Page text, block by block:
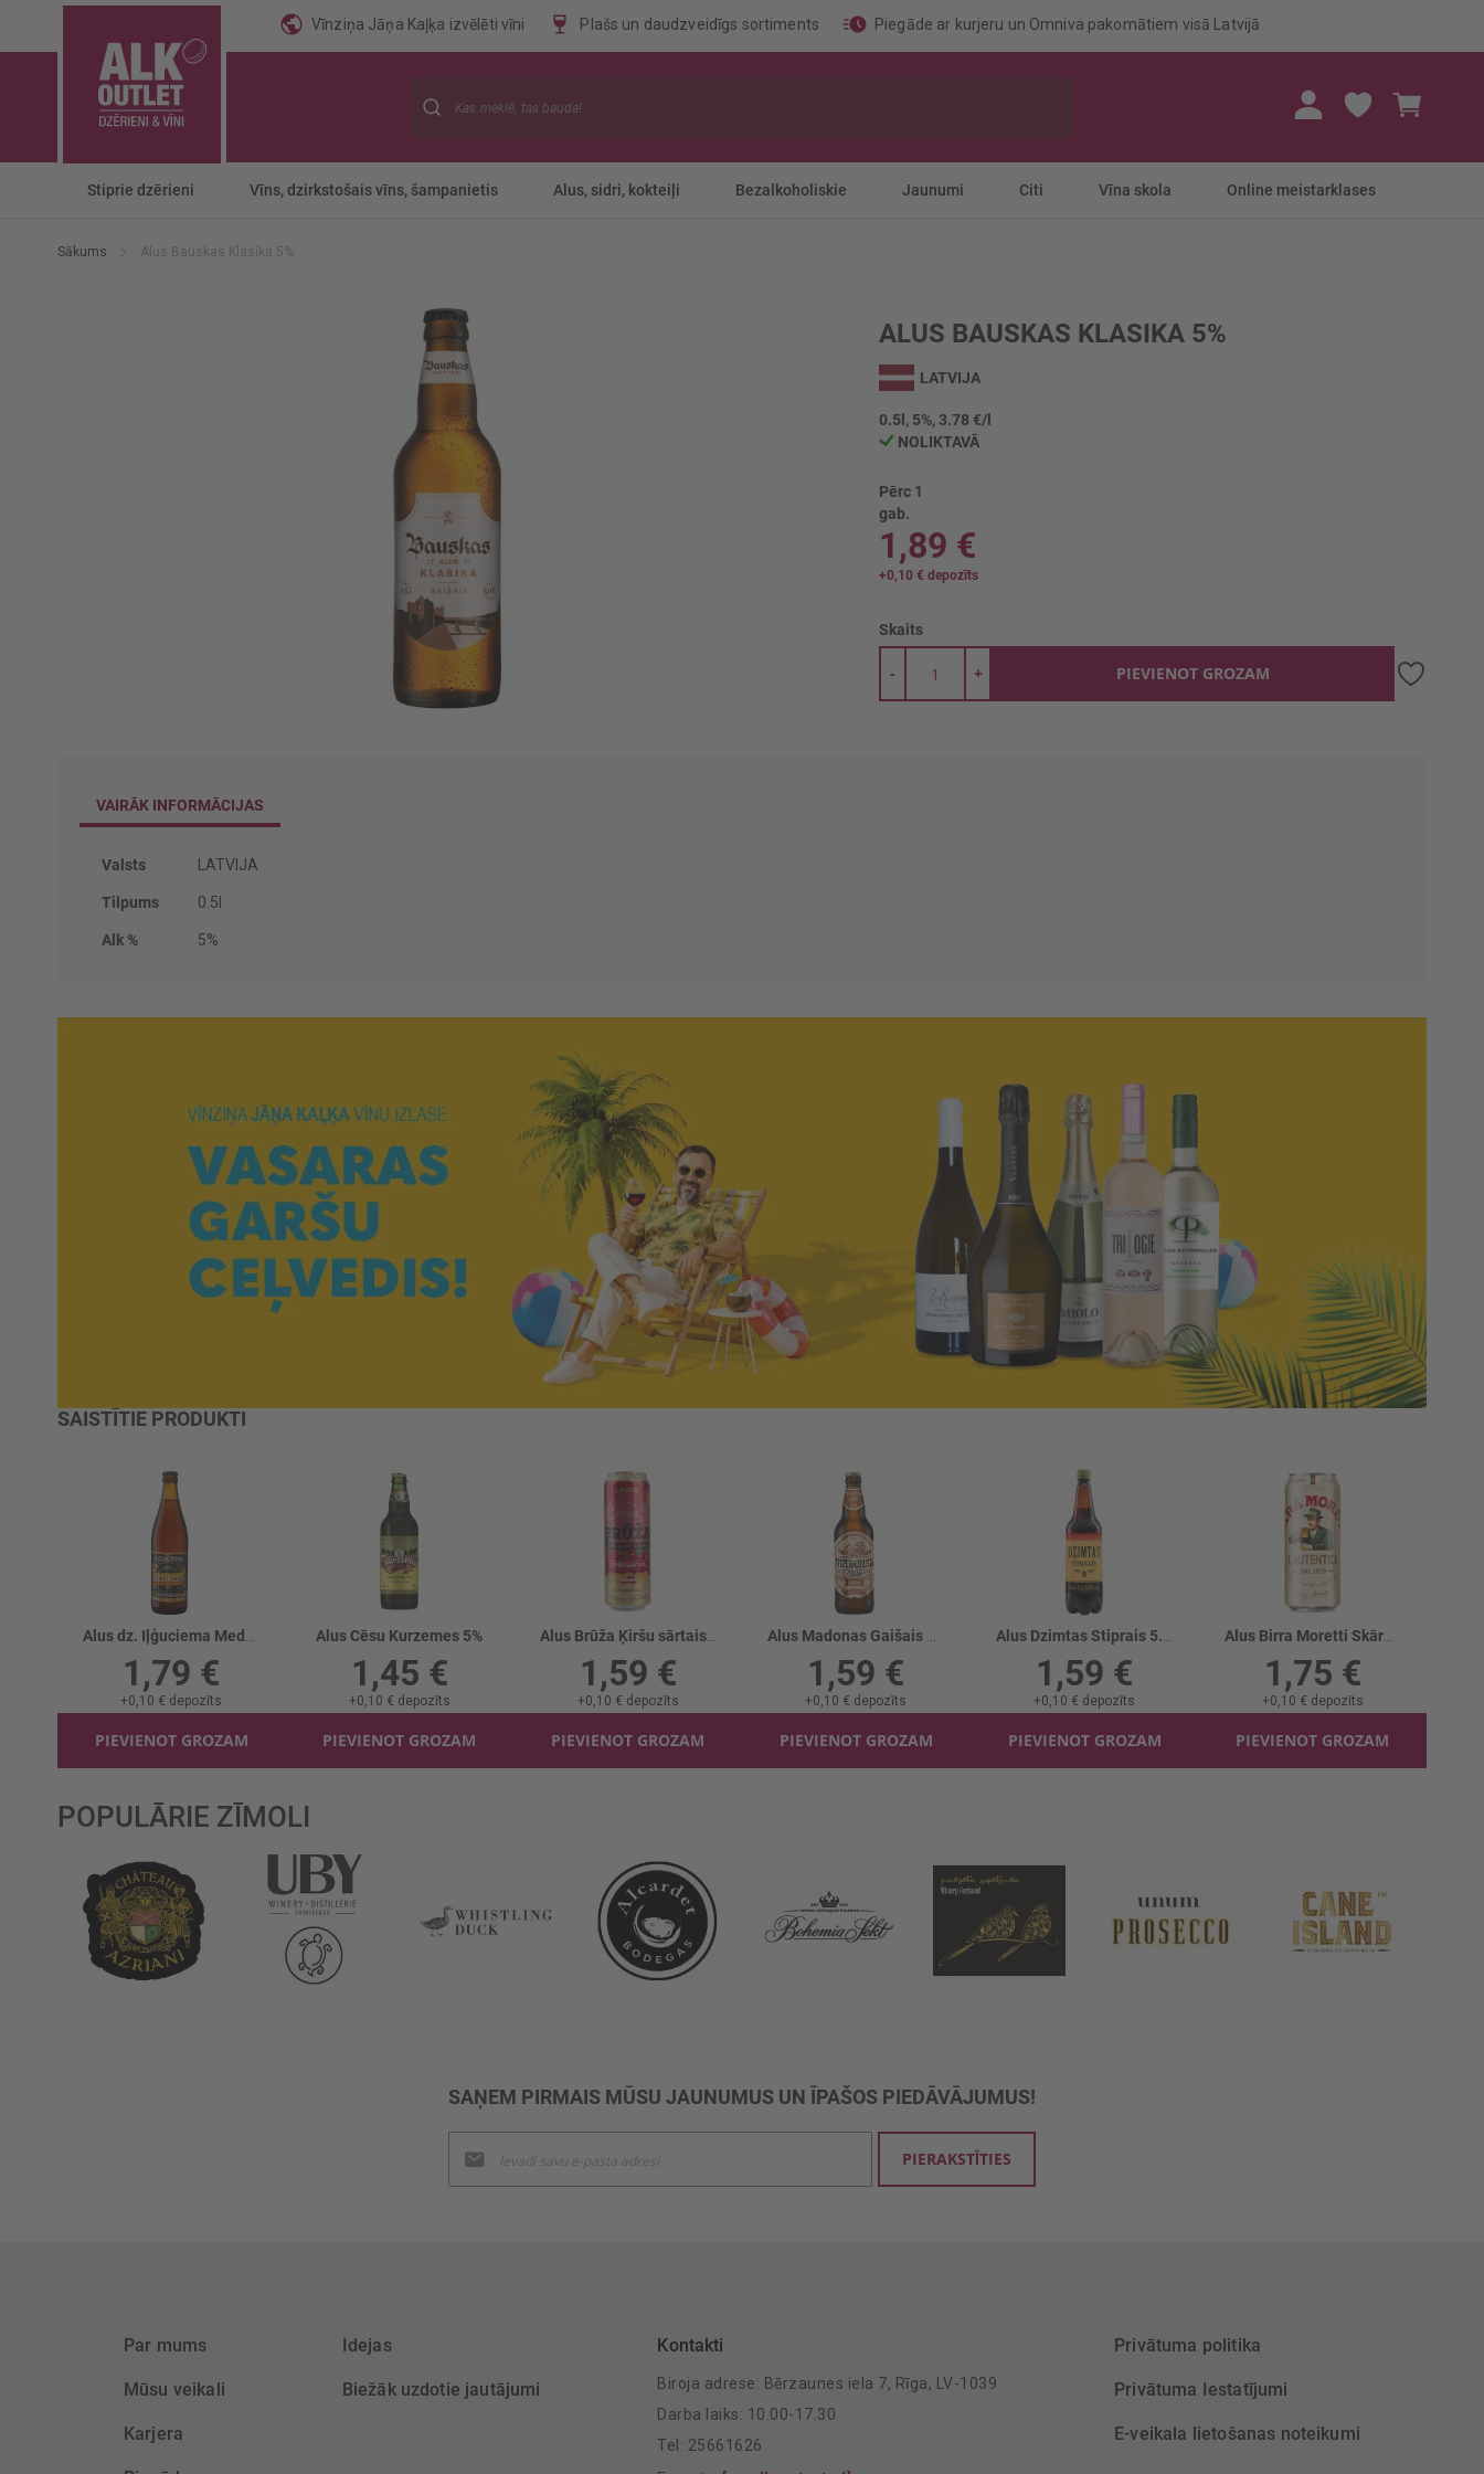
Vīnziņa Jāņa Kaļķa izvēlēti vīni Plašs un daudzveidīgs sortiments Piegāde ar kurjeru un Omniva pakomātiem visā Latvijā
Stiprie dzērieni Vīns, dzirkstošais vīns, šampanietis Alus, sidri, kokteiļi Bezalkoholiskie Jaunumi Citi Vīna skola Online meistarklases
Sākums Alus Bauskas Klasika 5%
ALUS BAUSKAS KLASIKA 5%
sākumu
LATVIJA
0.5l, 5%, 3.78 €/l
NOLIKTAVĀ
Pērc 1
gab.
1,89 €
+0,10 € depozīts
Skaits
+
- PIEVIENOT GROZAM
VAIRĀK INFORMĀCIJAS
Vairāk
Valsts LATVIJA
Tilpums 0.5l
Alk % 5%
SAISTĪTIE PRODUKTI
Alus dz. Iļģuciema Medalus Oriģinālais 5.5%
1,79 €
+0,10 € depozīts
PIEVIENOT GROZAM
Alus Cēsu Kurzemes 5%
1,45 €
+0,10 € depozīts
PIEVIENOT GROZAM
Alus Brūža Ķiršu sārtais 4.5% skārd.
1,59 €
+0,10 € depozīts
PIEVIENOT GROZAM
Alus Madonas Gaišais alus 5.2%
1,59 €
+0,10 € depozīts
PIEVIENOT GROZAM
Alus Dzimtas Stiprais 5.8% PET
1,59 €
+0,10 € depozīts
PIEVIENOT GROZAM
Alus Birra Moretti Skārd. 4.6%
1,75 €
+0,10 € depozīts
PIEVIENOT GROZAM
POPULĀRIE ZĪMOLI
SAŅEM PIRMAIS MŪSU JAUNUMUS UN ĪPAŠOS PIEDĀVĀJUMUS!
jaunumu
saņemšanai:
PIERAKSTĪTIES
Par mums
Mūsu veikali
Karjera
Idejas
Biežāk uzdotie jautājumi
Kontakti
Biroja adrese: Bērzaunes iela 7, Rīga, LV-1039
Darba laiks: 10.00-17.30
Tel: 25661626
Privātuma politika
Privātuma Iestatījumi
E-veikala lietošanas noteikumi